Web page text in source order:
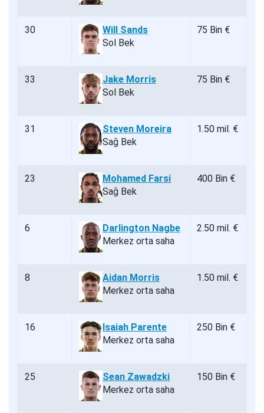
30
Will Sands
Sol Bek
75 Bin €
33
Jake Morris
Sol Bek
75 Bin €
31
Steven Moreira
Sağ Bek
1.50 mil. €
23
Mohamed Farsi
Sağ Bek
400 Bin €
6
Darlington Nagbe
Merkez orta saha
2.50 mil. €
8
Aidan Morris
Merkez orta saha
1.50 mil. €
16
Isaiah Parente
Merkez orta saha
250 Bin €
25
Sean Zawadzki
Merkez orta saha
150 Bin €